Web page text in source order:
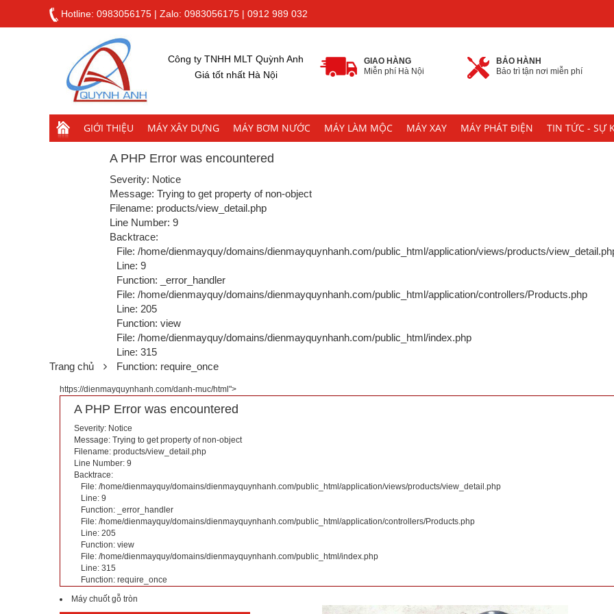
Hotline: 0983056175 | Zalo: 0983056175 | 0912 989 032
Công ty TNHH MLT Quỳnh Anh
Giá tốt nhất Hà Nội
GIAO HÀNG
Miễn phí Hà Nội
BẢO HÀNH
Bảo trì tận nơi miễn phí
GIỚI THIỆU MÁY XÂY DỰNG MÁY BƠM NƯỚC MÁY LÀM MỘC MÁY XAY MÁY PHÁT ĐIỆN TIN TỨC - SỰ
Trang chủ
A PHP Error was encountered
Severity: Notice
Message: Trying to get property of non-object
Filename: products/view_detail.php
Line Number: 9
Backtrace:
File: /home/dienmayquy/domains/dienmayquynhanh.com/public_html/application/views/products/
Line: 9
Function: _error_handler
File: /home/dienmayquy/domains/dienmayquynhanh.com/public_html/application/controllers/Products.php
Line: 205
Function: view
File: /home/dienmayquy/domains/dienmayquynhanh.com/public_html/index.php
Line: 315
Function: require_once
https://dienmayquynhanh.com/danh-muc/html">
A PHP Error was encountered
Severity: Notice
Message: Trying to get property of non-object
Filename: products/view_detail.php
Line Number: 9
Backtrace:
File: /home/dienmayquy/domains/dienmayquynhanh.com/public_html/application/views/products/view_detail.php
Line: 9
Function: _error_handler
File: /home/dienmayquy/domains/dienmayquynhanh.com/public_html/application/controllers/Products.php
Line: 205
Function: view
File: /home/dienmayquy/domains/dienmayquynhanh.com/public_html/index.php
Line: 315
Function: require_once
Máy chuốt gỗ tròn